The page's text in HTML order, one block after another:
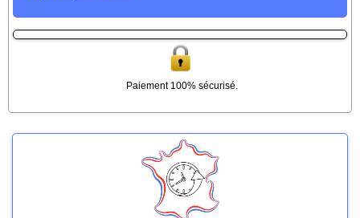
Paiement 100% sécurisé.